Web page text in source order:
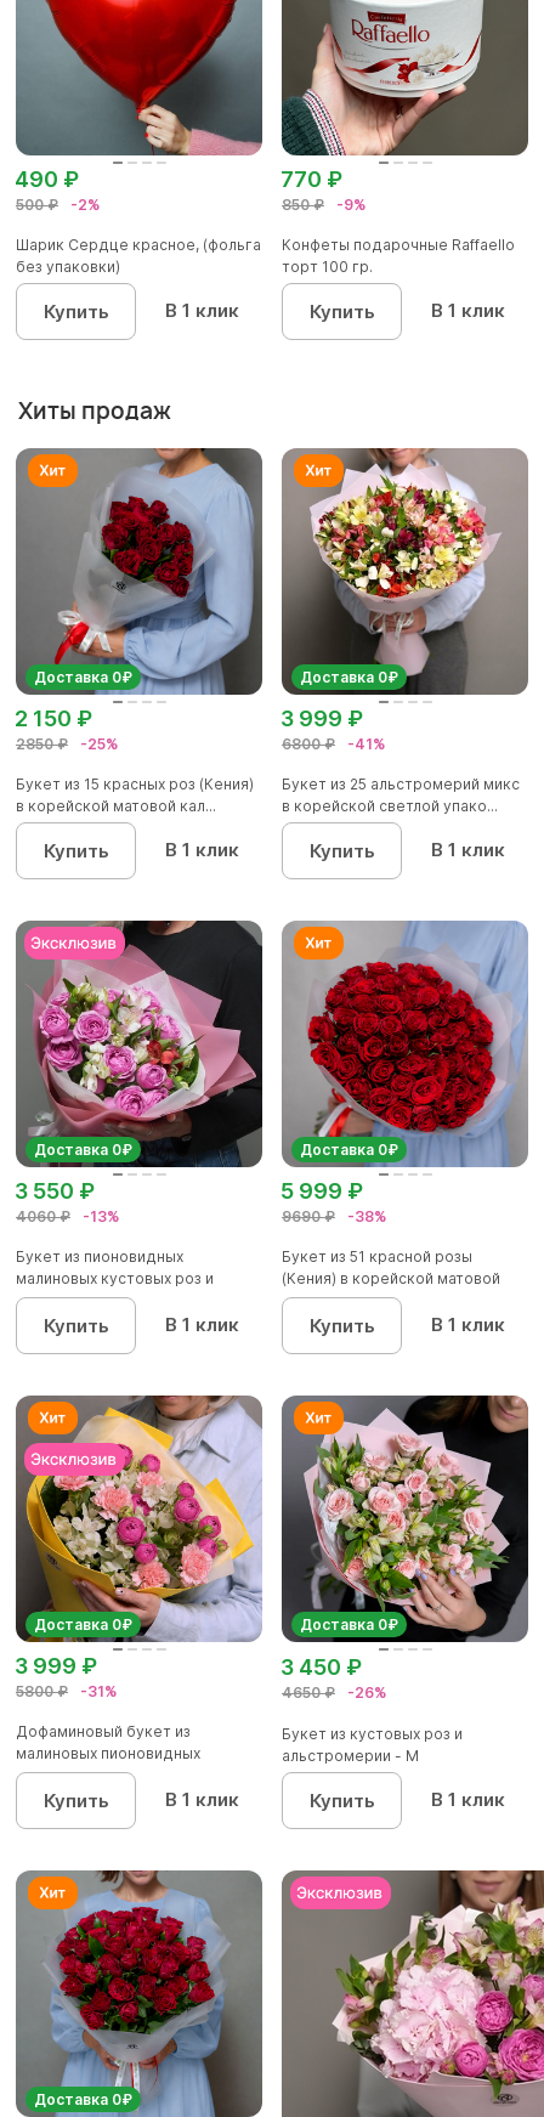
500 ₽ -2%
490 ₽
Шарик Сердце красное, (фольга
без упаковки)
Купить В 1 клик
850 ₽ -9%
770 ₽
Конфеты подарочные Raffaello
торт 100 гр.
Купить В 1 клик
Хиты продаж
Доставка 0₽
2850 ₽ -25%
2 150 ₽
Букет из 15 красных роз (Кения)
в корейской матовой кал...
Купить В 1 клик
Доставка 0₽
6800 ₽ -41%
3 999 ₽
Букет из 25 альстромерий микс
в корейской светлой упако...
Купить В 1 клик
Доставка 0₽
4060 ₽ -13%
3 550 ₽
Букет из пионовидных
малиновых кустовых роз и
альстроме...
Купить В 1 клик
Доставка 0₽
9690 ₽ -38%
5 999 ₽
Букет из 51 красной розы
(Кения) в корейской матовой
уп...
Купить В 1 клик
Доставка 0₽
5800 ₽ -31%
3 999 ₽
Дофаминовый букет из
малиновых пионовидных
кустовых роз...
Купить В 1 клик
Доставка 0₽
4650 ₽ -26%
3 450 ₽
Букет из кустовых роз и
альстромерии - М
Купить В 1 клик
Доставка 0₽